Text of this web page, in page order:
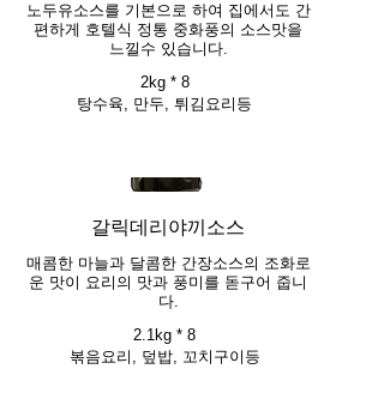
노두유소스를 기본으로 하여 집에서도 간
편하게 호텔식 정통 중화풍의 소스맛을
느낄수 있습니다.
2kg * 8
탕수육, 만두, 튀김요리등
갈릭데리야끼소스
매콤한 마늘과 달콤한 간장소스의 조화로
운 맛이 요리의 맛과 풍미를 돋구어 줍니
2.1kg * 8
볶음요리, 덮밥, 꼬치구이등